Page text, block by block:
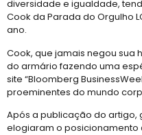
diversidade e igualdade,
Cook da Parada do Orgulho
ano.
Cook, que jamais negou sua
do armário fazendo uma
site “Bloomberg
proeminentes do mundo
Após a publicação do artigo,
elogiaram o posicionamento